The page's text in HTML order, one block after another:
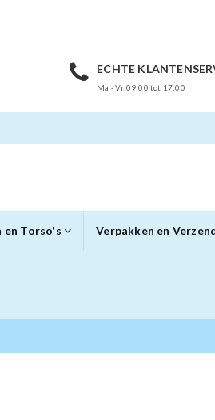
ECHTE
Ma - Vr 09:00 tot 17:00
en Torso's Verpakken en